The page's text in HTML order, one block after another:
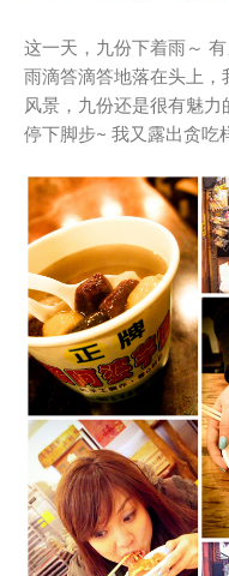
这一天，九份下着雨～
雨滴答滴答地落在头上，
风景，九份还是很有魅
停下脚步~ 我又露出贪吃